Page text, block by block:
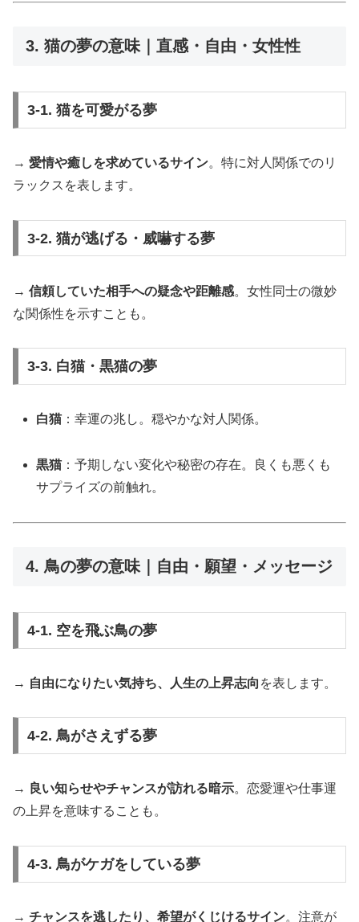
3. 猫の夢の意味｜直感・自由・女性性
3-1. 猫を可愛がる夢
→ 愛情や癒しを求めているサイン。特に対人関係でのリ
ラックスを表します。
3-2. 猫が逃げる・威嚇する夢
→ 信頼していた相手への疑念や距離感。女性同士の微妙
な関係性を示すことも。
3-3. 白猫・黒猫の夢
白猫：幸運の兆し。穏やかな対人関係。
黒猫：予期しない変化や秘密の存在。良くも悪くも
サプライズの前触れ。
4. 鳥の夢の意味｜自由・願望・メッセージ
4-1. 空を飛ぶ鳥の夢
→ 自由になりたい気持ち、人生の上昇志向 を表します。
4-2. 鳥がさえずる夢
→ 良い知らせやチャンスが訪れる暗示。恋愛運や仕事運
の上昇を意味することも。
4-3. 鳥がケガをしている夢
→ チャンスを逃したり、希望がくじけるサイン。注意が